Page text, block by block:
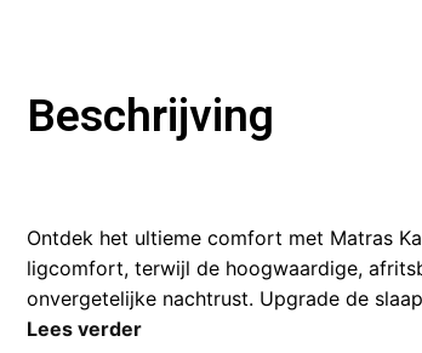
Beschrijving
Ontdek het ultieme comfort met Matras
ligcomfort, terwijl de hoogwaardige,
onvergetelijke nachtrust. Upgrade de
Lees verder